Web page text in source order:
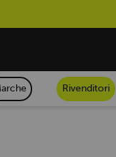
Rivenditori